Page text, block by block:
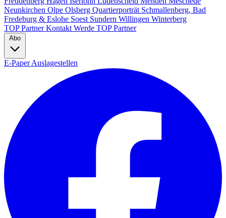
Neunkirchen Olpe Olsberg Quartierporträt Schmallenberg, Bad
Fredeburg & Eslohe Soest Sundern Willingen Winterberg
TOP PartnerKontakt Werde TOP Partner
Abo
E-PaperAuslagestellen